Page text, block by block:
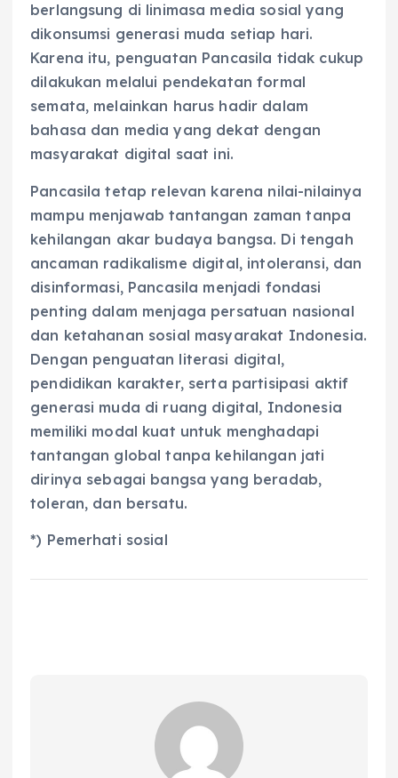
berlangsung di linimasa media sosial yang
dikonsumsi generasi muda setiap hari.
Karena itu, penguatan Pancasila tidak cukup
dilakukan melalui pendekatan formal
semata, melainkan harus hadir dalam
bahasa dan media yang dekat dengan
masyarakat digital saat ini.
Pancasila tetap relevan karena nilai-nilainya
mampu menjawab tantangan zaman tanpa
kehilangan akar budaya bangsa. Di tengah
ancaman radikalisme digital, intoleransi, dan
disinformasi, Pancasila menjadi fondasi
penting dalam menjaga persatuan nasional
dan ketahanan sosial masyarakat Indonesia.
Dengan penguatan literasi digital,
pendidikan karakter, serta partisipasi aktif
generasi muda di ruang digital, Indonesia
memiliki modal kuat untuk menghadapi
tantangan global tanpa kehilangan jati
dirinya sebagai bangsa yang beradab,
toleran, dan bersatu.
*) Pemerhati sosial